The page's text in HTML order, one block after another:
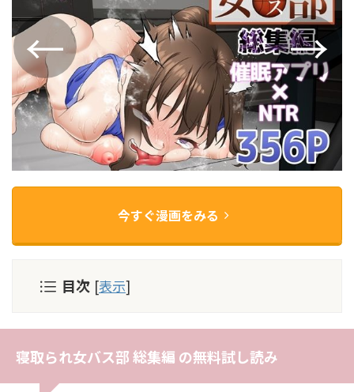
今すぐ漫画をみる
目次 [表示]
寝取られ女バス部 総集編 の無料試し読み